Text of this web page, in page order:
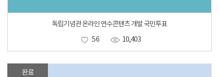
독립기념관 온라인 연수콘텐츠 개발 국민투표
56
10,403
완료